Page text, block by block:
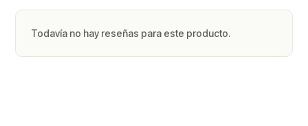
Todavía no hay reseñas para este producto.